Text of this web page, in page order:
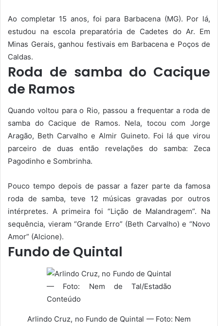
Ao completar 15 anos, foi para Barbacena (MG). Por lá,
estudou na escola preparatória de Cadetes do Ar. Em
Minas Gerais, ganhou festivais em Barbacena e Poços de
Caldas.
Roda de samba do Cacique
de Ramos
Quando voltou para o Rio, passou a frequentar a roda de
samba do Cacique de Ramos. Nela, tocou com Jorge
Aragão, Beth Carvalho e Almir Guineto. Foi lá que virou
parceiro de duas então revelações do samba: Zeca
Pagodinho e Sombrinha.
Pouco tempo depois de passar a fazer parte da famosa
roda de samba, teve 12 músicas gravadas por outros
intérpretes. A primeira foi “Lição de Malandragem”. Na
sequência, vieram “Grande Erro” (Beth Carvalho) e “Novo
Amor” (Alcione).
Fundo de Quintal
Arlindo Cruz, no Fundo de Quintal — Foto: Nem